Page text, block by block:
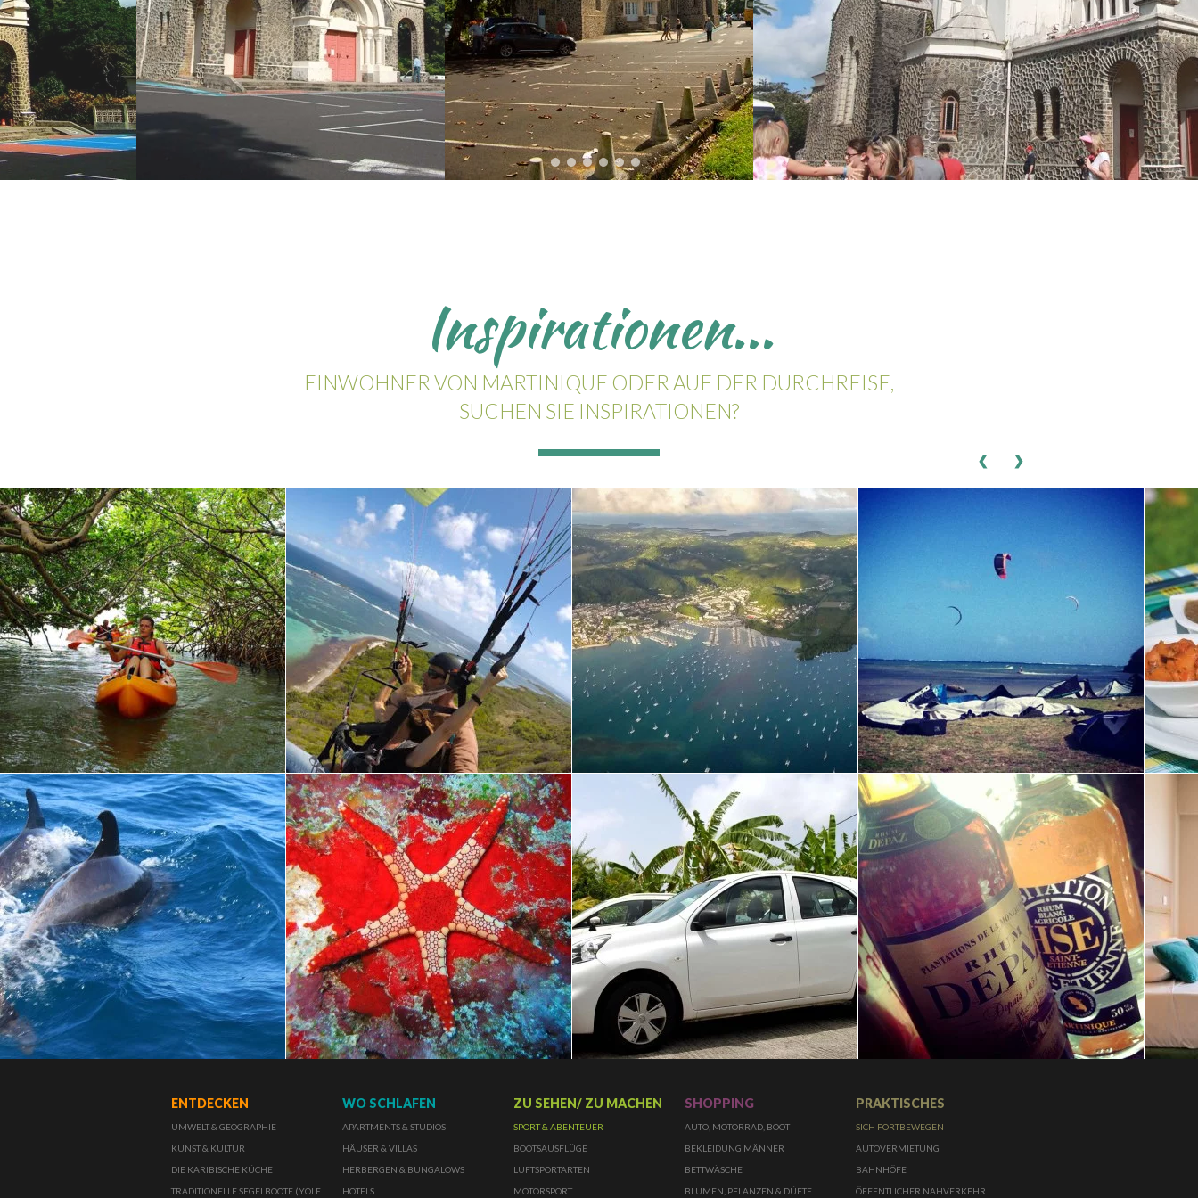
Inspirationen...
EINWOHNER VON MARTINIQUE ODER AUF DER DURCHREISE,
SUCHEN SIE INSPIRATIONEN?
ENTDECKEN
UMWELT & GEOGRAPHIE
KUNST & KULTUR
DIE KARIBISCHE KÜCHE
TRADITIONELLE SEGELBOOTE (YOLE
WO SCHLAFEN
APARTMENTS & STUDIOS
HÄUSER & VILLAS
HERBERGEN & BUNGALOWS
HOTELS
ZU SEHEN/ ZU MACHEN
SPORT & ABENTEUER
BOOTSAUSFLÜGE
LUFTSPORTARTEN
MOTORSPORT
SHOPPING
AUTO, MOTORRAD, BOOT
BEKLEIDUNG MÄNNER
BETTWÄSCHE
BLUMEN, PFLANZEN & DÜFTE
PRAKTISCHES
SICH FORTBEWEGEN
AUTOVERMIETUNG
BAHNHÖFE
ÖFFENTLICHER NAHVERKEHR